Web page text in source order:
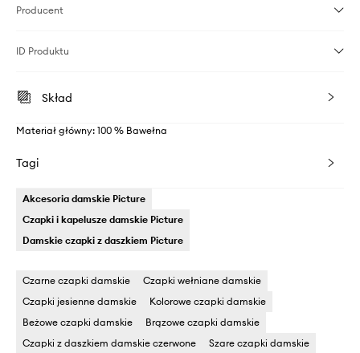
Producent
ID Produktu
Skład
Materiał główny: 100 % Bawełna
Tagi
Akcesoria damskie Picture
Czapki i kapelusze damskie Picture
Damskie czapki z daszkiem Picture
Czarne czapki damskie
Czapki wełniane damskie
Czapki jesienne damskie
Kolorowe czapki damskie
Beżowe czapki damskie
Brązowe czapki damskie
Czapki z daszkiem damskie czerwone
Szare czapki damskie